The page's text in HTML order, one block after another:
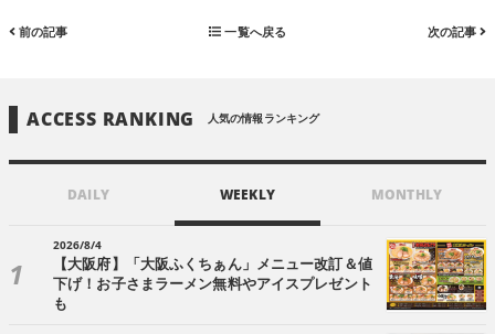
前の記事 一覧へ戻る 次の記事
ACCESS RANKING 人気の情報ランキング
DAILY WEEKLY MONTHLY
2026/8/4
【大阪府】「大阪ふくちぁん」メニュー改訂＆値
下げ！お子さまラーメン無料やアイスプレゼント
も